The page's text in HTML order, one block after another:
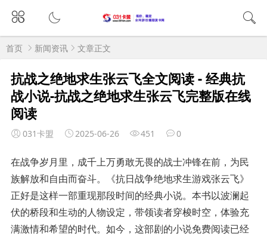
首页 新闻资讯 文章正文
抗战之绝地求生张云飞全文阅读 - 经典抗
战小说-抗战之绝地求生张云飞完整版在线
阅读
031卡盟 2025-06-26 451 0
在战争岁月里，成千上万勇敢无畏的战士冲锋在前，为民
族解放和自由而奋斗。《抗日战争绝地求生游戏张云飞》
正好是这样一部重现那段时间的经典小说。本书以波澜起
伏的桥段和生动的人物设定，带领读者穿梭时空，体验充
满激情和希望的时代。如今，这部剧的小说免费阅读已经